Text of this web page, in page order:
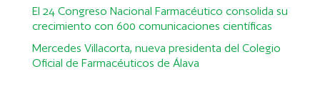
El 24 Congreso Nacional Farmacéutico consolida su
crecimiento con 600 comunicaciones científicas
Mercedes Villacorta, nueva presidenta del Colegio
Oficial de Farmacéuticos de Álava